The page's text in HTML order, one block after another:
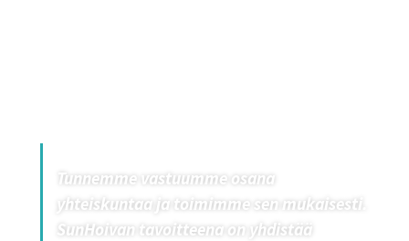
Tunnemme vastuumme osana
yhteiskuntaa ja toimimme sen mukaisesti.
SunHoivan tavoitteena on yhdistää